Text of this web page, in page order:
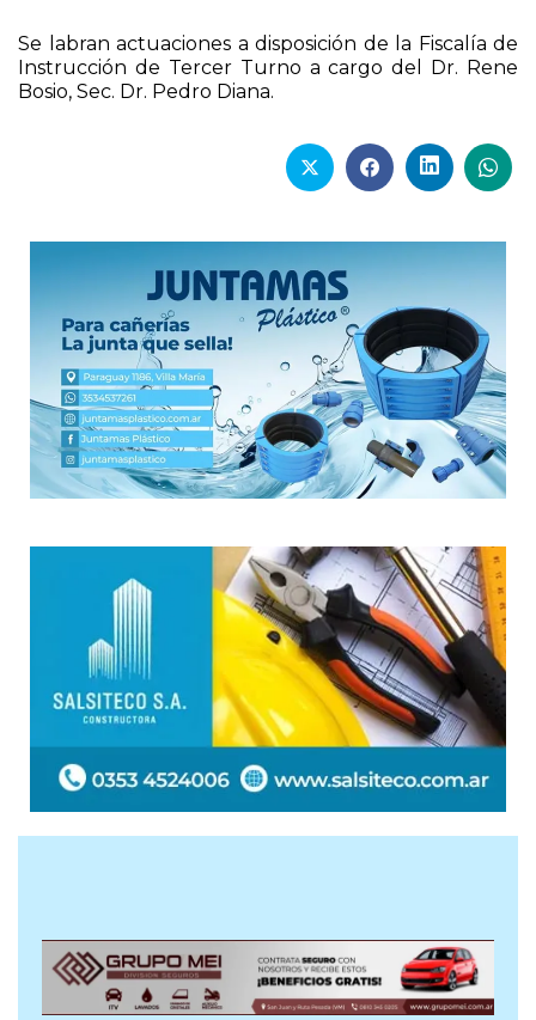
Se labran actuaciones a disposición de la Fiscalía de
Instrucción de Tercer Turno a cargo del Dr. Rene
Bosio, Sec. Dr. Pedro Diana.